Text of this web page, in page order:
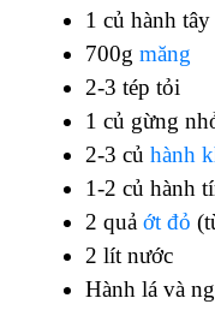
1 củ hành tây
700g măng
2-3 tép tỏi
1 củ gừng
2-3 củ hành
1-2 củ hành
2 quả ớt đỏ
2 lít nước
Hành lá và